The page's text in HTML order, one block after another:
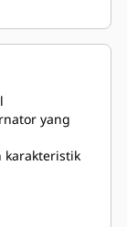
yang
karakteristik